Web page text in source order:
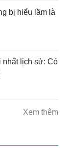
bị hiểu lầm là
nhất lịch sử: Có
Xem thêm